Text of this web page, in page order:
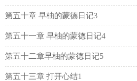
第五十章 早柚的蒙德日记3
第五十一章 早柚的蒙德日记4
第五十二章早柚的蒙德日记5
第五十三章 打开心结1